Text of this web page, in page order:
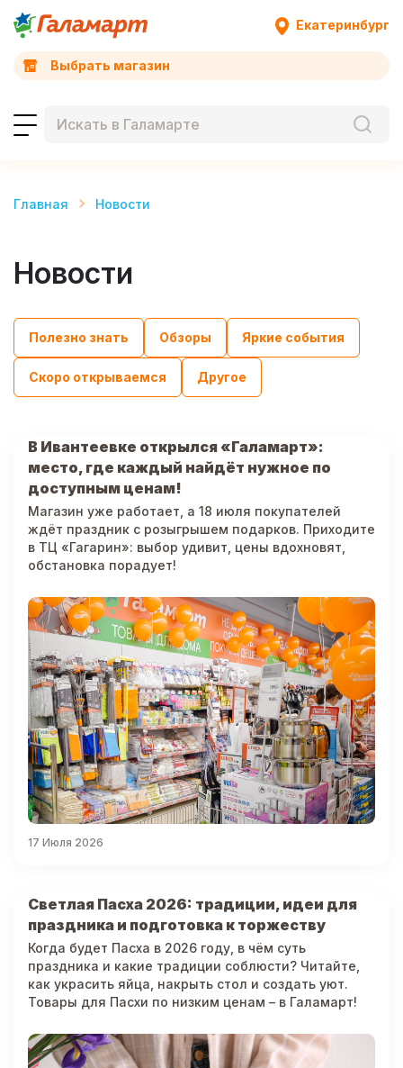
Екатеринбург
Выбрать магазин
Главная Новости
Новости
Полезно знать Обзоры Яркие события
Скоро открываемся Другое
17 Июля 2026
В Ивантеевке открылся «Галамарт»:
место, где каждый найдёт нужное по
доступным ценам!
Магазин уже работает, а 18 июля покупателей
ждёт праздник с розыгрышем подарков. Приходите
в ТЦ «Гагарин»: выбор удивит, цены вдохновят,
обстановка порадует!
Светлая Пасха 2026: традиции, идеи для
праздника и подготовка к торжеству
Когда будет Пасха в 2026 году, в чём суть
праздника и какие традиции соблюсти? Читайте,
как украсить яйца, накрыть стол и создать уют.
Товары для Пасхи по низким ценам – в Галамарт!